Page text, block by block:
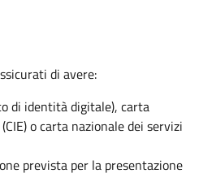
di avere:
di identità digitale), carta
o carta nazionale dei servizi
prevista per la presentazione